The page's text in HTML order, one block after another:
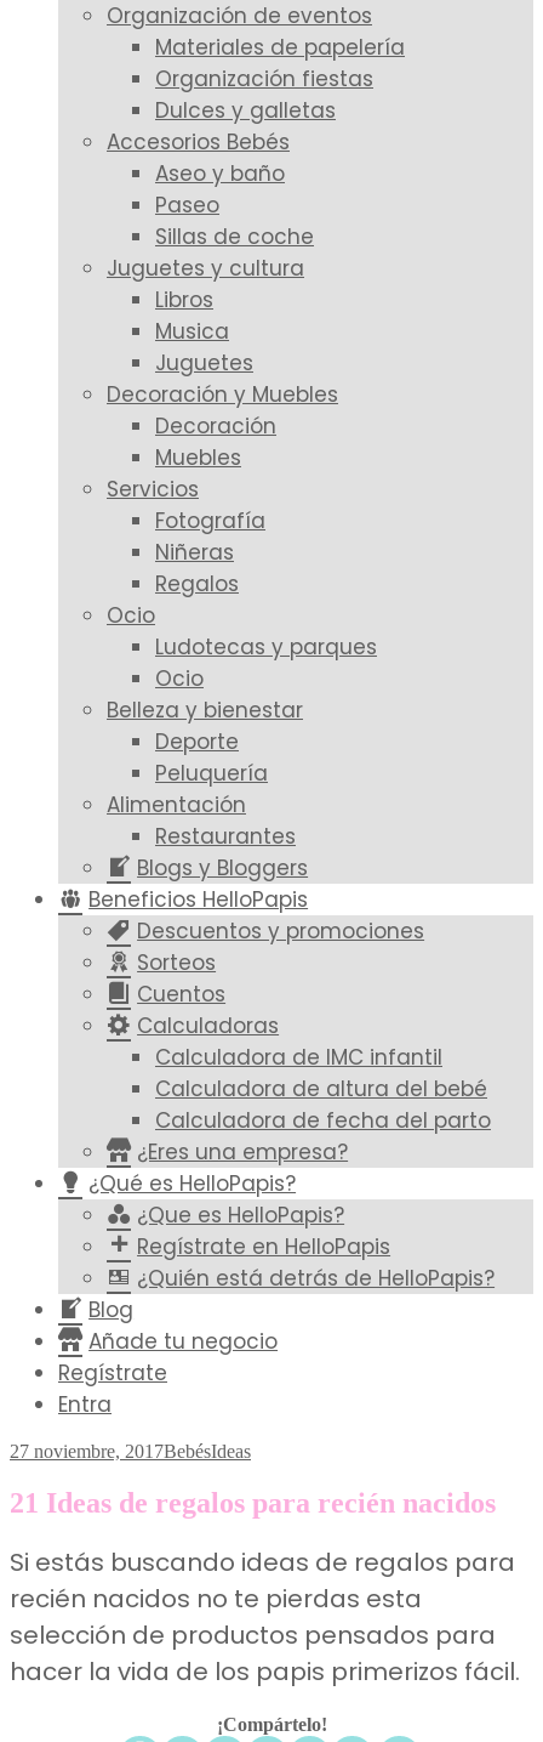
Organización de eventos
Materiales de papelería
Organización fiestas
Dulces y galletas
Accesorios Bebés
Aseo y baño
Paseo
Sillas de coche
Juguetes y cultura
Libros
Musica
Juguetes
Decoración y Muebles
Decoración
Muebles
Servicios
Fotografía
Niñeras
Regalos
Ocio
Ludotecas y parques
Ocio
Belleza y bienestar
Deporte
Peluquería
Alimentación
Restaurantes
Blogs y Bloggers
Beneficios HelloPapis
Descuentos y promociones
Sorteos
Cuentos
Calculadoras
Calculadora de IMC infantil
Calculadora de altura del bebé
Calculadora de fecha del parto
¿Eres una empresa?
¿Qué es HelloPapis?
¿Que es HelloPapis?
Regístrate en HelloPapis
¿Quién está detrás de HelloPapis?
Blog
Añade tu negocio
Regístrate
Entra
27 noviembre, 2017BebésIdeas
21 Ideas de regalos para recién nacidos
Si estás buscando ideas de regalos para
recién nacidos no te pierdas esta
selección de productos pensados para
hacer la vida de los papis primerizos fácil.
¡Compártelo!